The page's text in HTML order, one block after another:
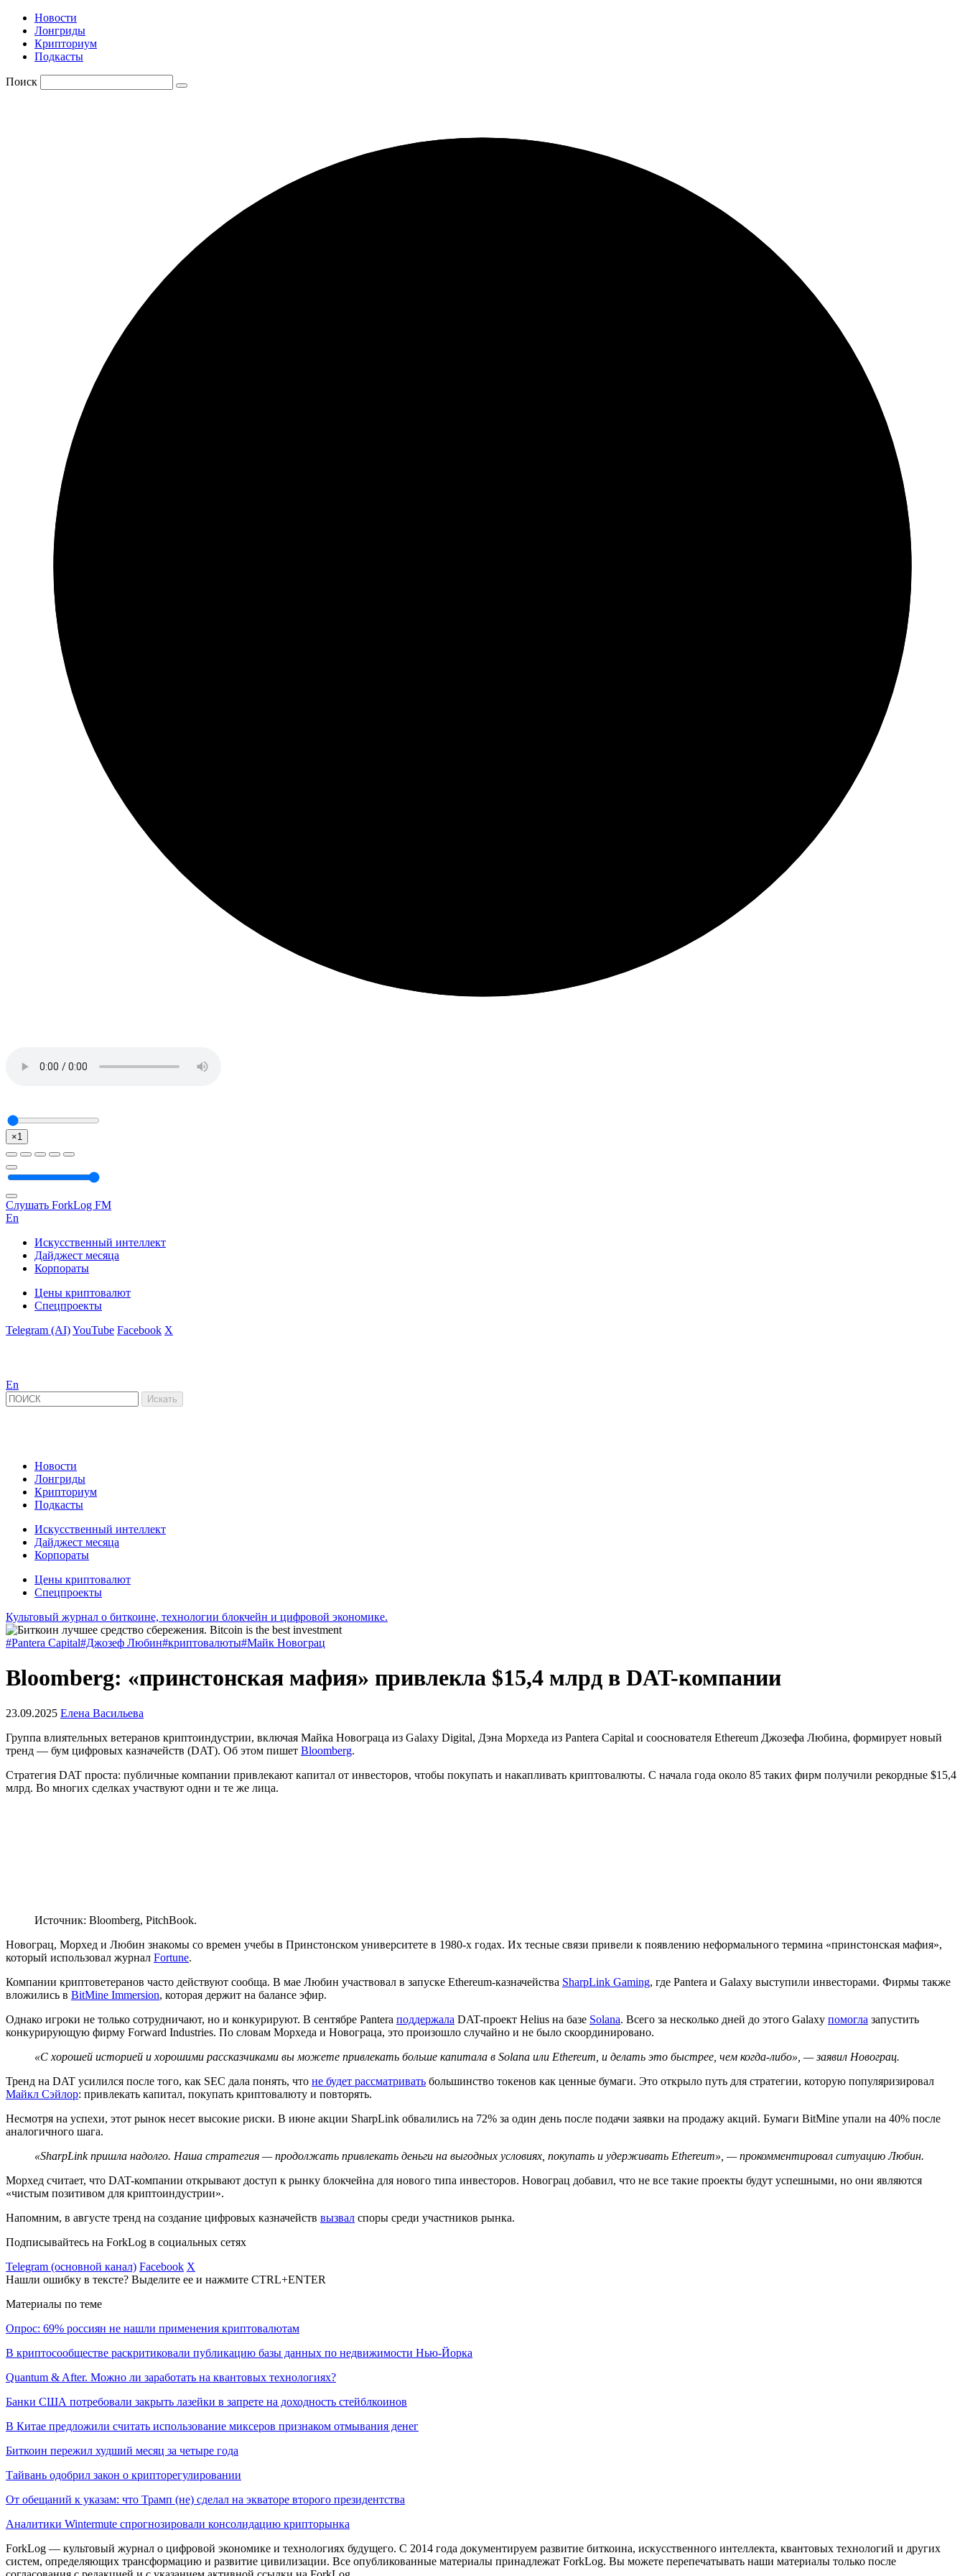
Новости
Лонгриды
Крипториум
Подкасты
Поиск
×1
Слушать ForkLog FM
En
Искусственный интеллект
Дайджест месяца
Корпораты
Цены криптовалют
Спецпроекты
Telegram (AI)YouTube Facebook X
En
Новости
Лонгриды
Крипториум
Подкасты
Искусственный интеллект
Дайджест месяца
Корпораты
Цены криптовалют
Спецпроекты
Культовый журнал о биткоине, технологии блокчейн и цифровой экономике.
#Pantera Capital#Джозеф Любин#криптовалюты#Майк Новограц
Bloomberg: «принстонская мафия» привлекла $15,4 млрд в DAT-компании
23.09.2025 Елена Васильева
Группа влиятельных ветеранов криптоиндустрии, включая Майка Новограца из Galaxy Digital, Дэна Морхеда из Pantera Capital и сооснователя Ethereum Джозефа Любина, формирует новый
тренд — бум цифровых казначейств (DAT). Об этом пишет Bloomberg.
Стратегия DAT проста: публичные компании привлекают капитал от инвесторов, чтобы покупать и накапливать криптовалюты. С начала года около 85 таких фирм получили рекордные $15,4
млрд. Во многих сделках участвуют одни и те же лица.
Источник: Bloomberg, PitchBook.
Новограц, Морхед и Любин знакомы со времен учебы в Принстонском университете в 1980-х годах. Их тесные связи привели к появлению неформального термина «принстонская мафия»,
который использовал журнал Fortune.
Компании криптоветеранов часто действуют сообща. В мае Любин участвовал в запуске Ethereum-казначейства SharpLink Gaming, где Pantera и Galaxy выступили инвесторами. Фирмы также
вложились в BitMine Immersion, которая держит на балансе эфир.
Однако игроки не только сотрудничают, но и конкурируют. В сентябре Pantera поддержала DAT-проект Helius на базе Solana. Всего за несколько дней до этого Galaxy помогла запустить
конкурирующую фирму Forward Industries. По словам Морхеда и Новограца, это произошло случайно и не было скоординировано.
«С хорошей историей и хорошими рассказчиками вы можете привлекать больше капитала в Solana или Ethereum, и делать это быстрее, чем когда-либо», — заявил Новограц.
Тренд на DAT усилился после того, как SEC дала понять, что не будет рассматривать большинство токенов как ценные бумаги. Это открыло путь для стратегии, которую популяризировал
Майкл Сэйлор: привлекать капитал, покупать криптовалюту и повторять.
Несмотря на успехи, этот рынок несет высокие риски. В июне акции SharpLink обвалились на 72% за один день после подачи заявки на продажу акций. Бумаги BitMine упали на 40% после
аналогичного шага.
«SharpLink пришла надолго. Наша стратегия — продолжать привлекать деньги на выгодных условиях, покупать и удерживать Ethereum», — прокомментировал ситуацию Любин.
Морхед считает, что DAT-компании открывают доступ к рынку блокчейна для нового типа инвесторов. Новограц добавил, что не все такие проекты будут успешными, но они являются
«чистым позитивом для криптоиндустрии».
Напомним, в августе тренд на создание цифровых казначейств вызвал споры среди участников рынка.
Подписывайтесь на ForkLog в социальных сетях
Telegram (основной канал) Facebook X
Нашли ошибку в тексте? Выделите ее и нажмите CTRL+ENTER
Материалы по теме
Опрос: 69% россиян не нашли применения криптовалютам
В криптосообществе раскритиковали публикацию базы данных по недвижимости Нью-Йорка
Quantum & After. Можно ли заработать на квантовых технологиях?
Банки США потребовали закрыть лазейки в запрете на доходность стейблкоинов
В Китае предложили считать использование миксеров признаком отмывания денег
Биткоин пережил худший месяц за четыре года
Тайвань одобрил закон о крипторегулировании
От обещаний к указам: что Трамп (не) сделал на экваторе второго президентства
Аналитики Wintermute спрогнозировали консолидацию крипторынка
ForkLog — культовый журнал о цифровой экономике и технологиях будущего. С 2014 года документируем развитие биткоина, искусственного интеллекта, квантовых технологий и других
систем, определяющих трансформацию и развитие цивилизации. Все опубликованные материалы принадлежат ForkLog. Вы можете перепечатывать наши материалы только после